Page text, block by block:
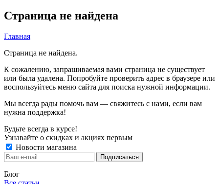
Страница не найдена
Главная
Страница не найдена.
К сожалению, запрашиваемая вами страница не существует
или была удалена. Попробуйте проверить адрес в браузере или
воспользуйтесь меню сайта для поиска нужной информации.
Мы всегда рады помочь вам — свяжитесь с нами, если вам
нужна поддержка!
Будьте всегда в курсе!
Узнавайте о скидках и акциях первым
Новости магазина
Блог